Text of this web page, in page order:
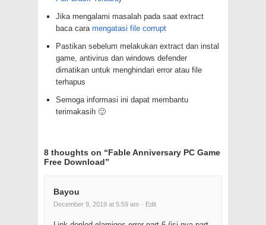
Jika mengalami masalah pada saat extract
baca cara mengatasi file corrupt
Pastikan sebelum melakukan extract dan instal
game, antivirus dan windows defender
dimatikan untuk menghindari error atau file
terhapus
Semoga informasi ini dapat membantu
terimakasih 🙂
8 thoughts on “Fable Anniversary PC Game
Free Download”
Bayou
December 9, 2019 at 5:59 am · Edit